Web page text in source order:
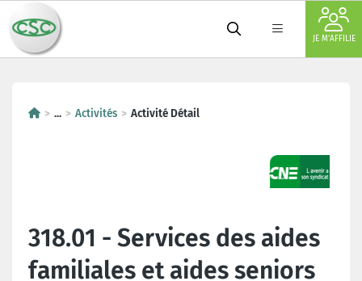
JE M'AFFILIE
... Activités Activité Détail
318.01 - Services des aides
familiales et aides seniors